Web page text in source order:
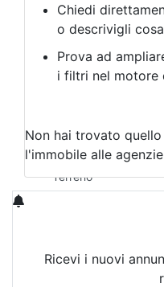
Albergo
Laboratorio
Negozio/locale
Agriturismo
Magazzini
Qualsiasi
Terreno edificabile
Terreno
Chiedi
o descrivigli
Prova ad
i filtri nel motore
Non hai trovato
l'immobile alle
Ricevi i nuovi